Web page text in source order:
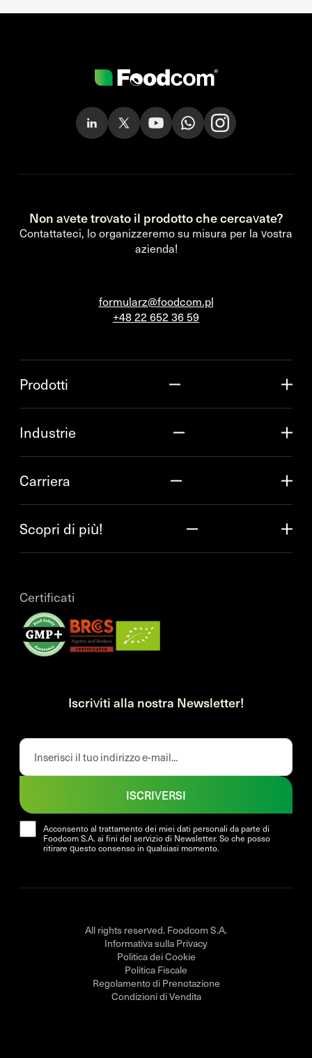
Non avete trovato il prodotto che cercavate?
Contattateci, lo organizzeremo su misura per la vostra
azienda!
formularz@foodcom.pl
+48 22 652 36 59
Prodotti
Industrie
Carriera
Scopri di più!
Certificati
Iscriviti alla nostra Newsletter!
Acconsento al trattamento dei miei dati personali da parte di
Foodcom S.A. ai fini del servizio di Newsletter. So che posso
ritirare questo consenso in qualsiasi momento.
ISCRIVERSI
All rights reserved. Foodcom S.A.
Informativa sulla Privacy
Politica dei Cookie
Politica Fiscale
Regolamento di Prenotazione
Condizioni di Vendita